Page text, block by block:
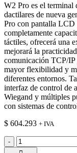
W2 Pro es el terminal
dactilares de nueva
Pro con pantalla LCD
completamente
táctiles, ofrecerá una
mejorará la
comunicación TCP/
mayor flexibilidad y
diferentes entornos.
interfaz de control de
Wiegand y múltiples
con sistemas de
$ 604.293 + IVA
-